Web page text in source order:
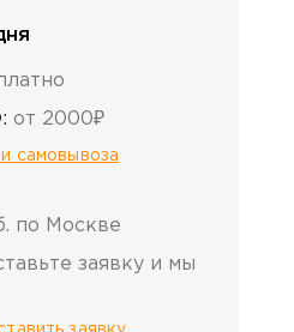
от 2000₽
самовывоза
по Москве
заявку и мы